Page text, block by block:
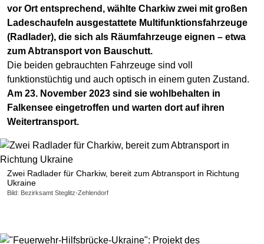
Zwei Radlader für Charkiw, bereit zum Abtransport in Richtung
Ukraine
Bild: Bezirksamt Steglitz-Zehlendorf
vor Ort entsprechend, wählte Charkiw zwei mit großen
Ladeschaufeln ausgestattete Multifunktionsfahrzeuge
(Radlader), die sich als Räumfahrzeuge eignen – etwa
zum Abtransport von Bauschutt.
Die beiden gebrauchten Fahrzeuge sind voll
funktionstüchtig und auch optisch in einem guten Zustand.
Am 23. November 2023 sind sie wohlbehalten in
Falkensee eingetroffen und warten dort auf ihren
Weitertransport.